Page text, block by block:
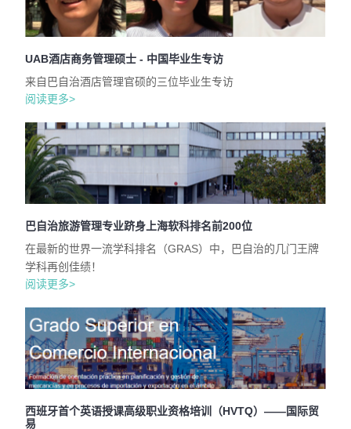
UAB酒店商务管理硕士 - 中国毕业生专访
来自巴自治酒店管理官硕的三位毕业生专访
阅读更多>
巴自治旅游管理专业跻身上海软科排名前200位
在最新的世界一流学科排名（GRAS）中，巴自治的几门王牌
学科再创佳绩！
阅读更多>
西班牙首个英语授课高级职业资格培训（HVTQ）——国际贸
易